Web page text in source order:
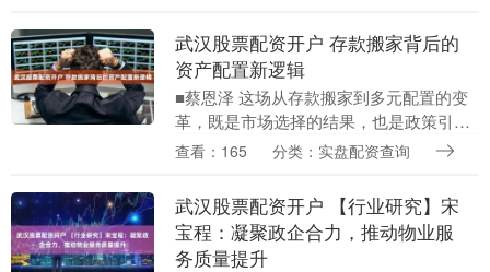
50美分，跌幅....
武汉股票配资开户 存款搬家背后的
资产配置新逻辑
■蔡恩泽 这场从存款搬家到多元配置的变
革，既是市场选择的结果，也是政策引导
的产物。它不仅改变着资本市场的生态格
此过程中，唯有....
查看：165 分类：实盘配资查询
武汉股票配资开户 【行业研究】宋
宝程：凝聚政企合力，推动物业服
务质量提升